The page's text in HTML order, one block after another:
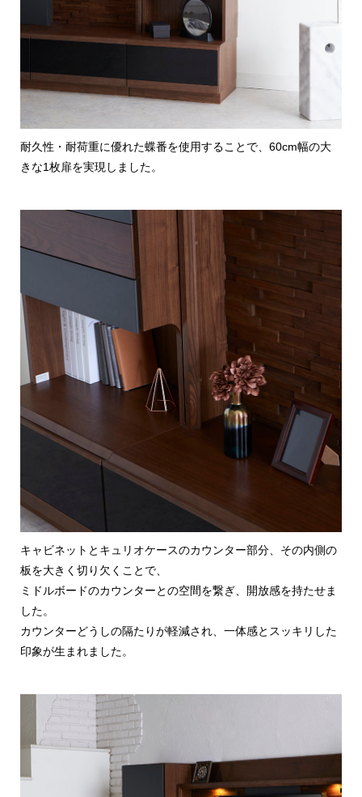
耐久性・耐荷重に優れた蝶番を使用することで、60cm幅の大
きな1枚扉を実現しました。
キャビネットとキュリオケースのカウンター部分、その内側の
板を大きく切り欠くことで、
ミドルボードのカウンターとの空間を繋ぎ、開放感を持たせま
した。
カウンターどうしの隔たりが軽減され、一体感とスッキリした
印象が生まれました。